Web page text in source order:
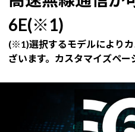
6E(※1)
(※1)選択するモデルにより
ざいます。カスタマイズペー